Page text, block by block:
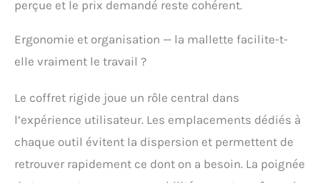
de taille courante, des
accessoires. Deux tailles
d'écrous et de boulons
le jeu de clés à molette,
avec des têtes ouvertes
et des têtes à anneau
perçue et le prix demandé reste cohérent.
Ergonomie et organisation — la mallette facilite-t-
elle vraiment le travail ?
Le coffret rigide joue un rôle central dans
l’expérience utilisateur. Les emplacements dédiés à
chaque outil évitent la dispersion et permettent de
retrouver rapidement ce dont on a besoin. La poignée